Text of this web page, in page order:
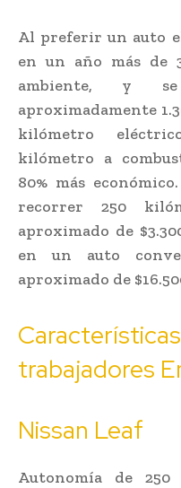
Al preferir un auto
en un año más de
ambiente, y
aproximadamente
kilómetro
kilómetro a
80% más
recorrer 250
aproximado de
en un auto
aproximado de
trabajadores
Nissan Leaf
Autonomía de